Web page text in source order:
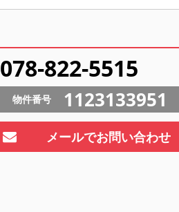
078-822-5515
物件番号 1123133951
メールでお問い合わせ